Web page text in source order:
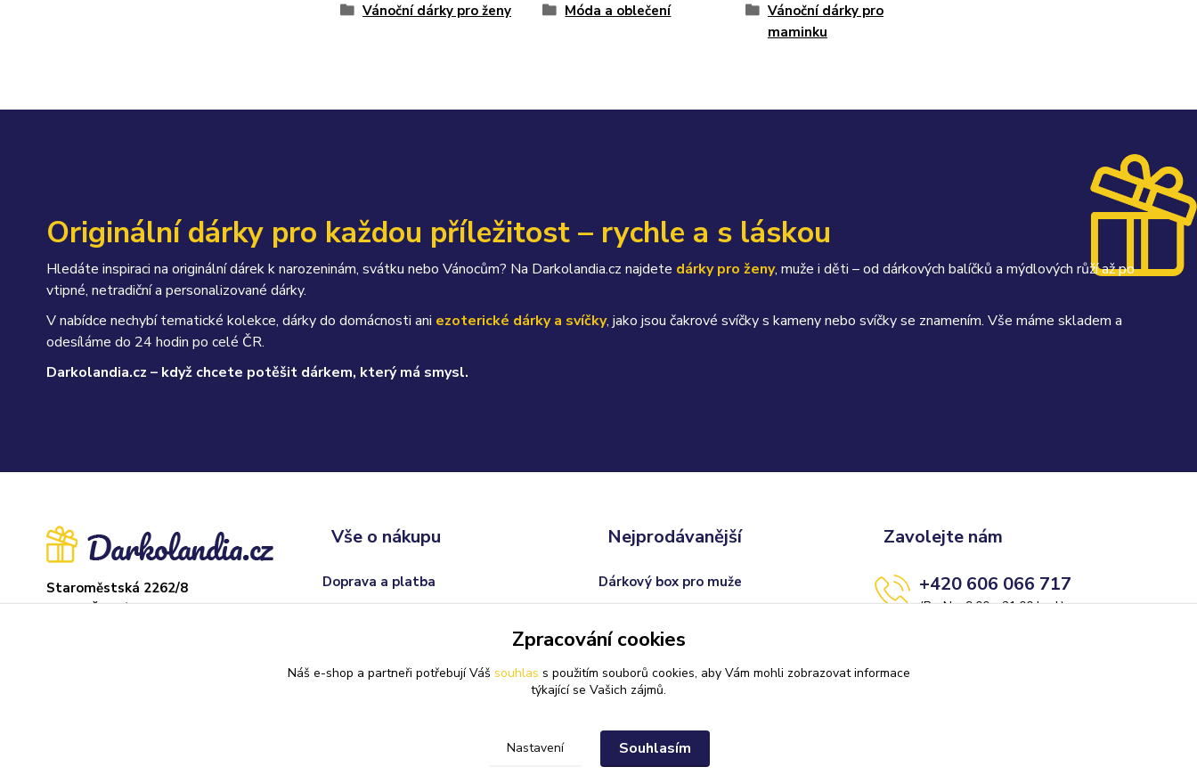
Vánoční dárky pro ženy
Móda a oblečení
Vánoční dárky pro
maminku
Originální dárky pro každou příležitost – rychle a s láskou
Hledáte inspiraci na originální dárek k narozeninám, svátku nebo Vánocům? Na Darkolandia.cz najdete dárky pro ženy, muže i děti – od dárkových balíčků a mýdlových růží až po
vtipné, netradiční a personalizované dárky.
V nabídce nechybí tematické kolekce, dárky do domácnosti ani ezoterické dárky a svíčky, jako jsou čakrové svíčky s kameny nebo svíčky se znamením. Vše máme skladem a
odesíláme do 24 hodin po celé ČR.
Darkolandia.cz – když chcete potěšit dárkem, který má smysl.
Staroměstská 2262/8
37004 České Budějovice
Vše o nákupu
Doprava a platba
Nejprodávanější
Dárkový box pro muže
Svatební skleničky na sekt
Zavolejte nám
+420 606 066 717
(Po-Ne, 9:00 - 21:00 hod.)
Zpracování cookies
Náš e-shop a partneři potřebují Váš souhlas s použitím souborů cookies, aby Vám mohli zobrazovat informace
týkající se Vašich zájmů.
Nastavení Souhlasím